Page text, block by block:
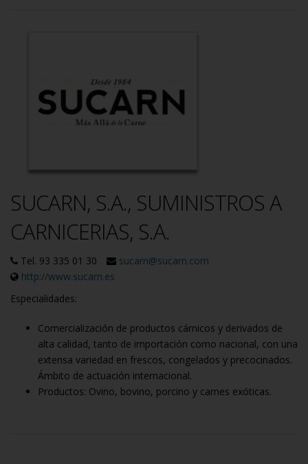
SUCARN, S.A., SUMINISTROS A
CARNICERIAS, S.A.
Tel. 93 335 01 30
sucarn@sucarn.com
http://www.sucarn.es
Especialidades:
Comercialización de productos cárnicos y derivados de
alta calidad, tanto de importación como nacional, con una
extensa variedad en frescos, congelados y precocinados.
Ámbito de actuación internacional.
Productos: Ovino, bovino, porcino y carnes exóticas.